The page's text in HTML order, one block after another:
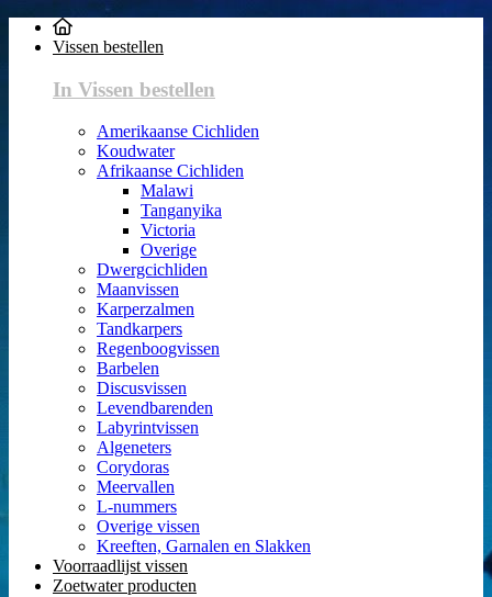
Vissen bestellen
In Vissen bestellen
Amerikaanse Cichliden
Koudwater
Afrikaanse Cichliden
Malawi
Tanganyika
Victoria
Overige
Dwergcichliden
Maanvissen
Karperzalmen
Tandkarpers
Regenboogvissen
Barbelen
Discusvissen
Levendbarenden
Labyrintvissen
Algeneters
Corydoras
Meervallen
L-nummers
Overige vissen
Kreeften, Garnalen en Slakken
Voorraadlijst vissen
Zoetwater producten